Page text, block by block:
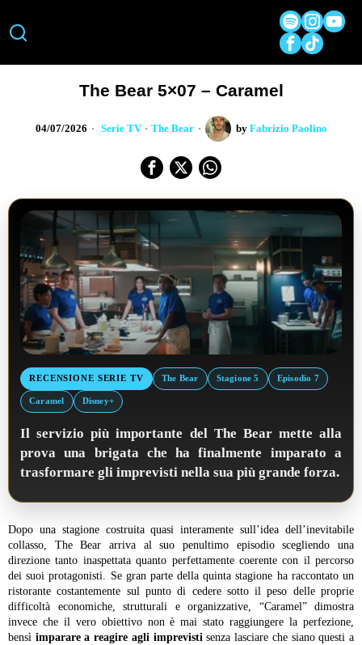
The Bear 5×07 – Caramel
04/07/2026 Serie TV · The Bear by Fabrizio Paolino
RECENSIONE SERIE TV The Bear Stagione 5 Episodio 7
Caramel Disney+
Il servizio più importante del The Bear mette alla
prova una brigata che ha finalmente imparato a
trasformare gli imprevisti nella sua più grande forza.
Dopo una stagione costruita quasi interamente sull’idea dell’inevitabile
collasso, The Bear arriva al suo penultimo episodio scegliendo una
direzione tanto inaspettata quanto perfettamente coerente con il percorso
dei suoi protagonisti. Se gran parte della quinta stagione ha raccontato un
ristorante costantemente sul punto di cedere sotto il peso delle proprie
difficoltà economiche, strutturali e organizzative, “Caramel” dimostra
invece che il vero obiettivo non è mai stato raggiungere la perfezione,
bensì imparare a reagire agli imprevisti senza lasciare che siano questi a